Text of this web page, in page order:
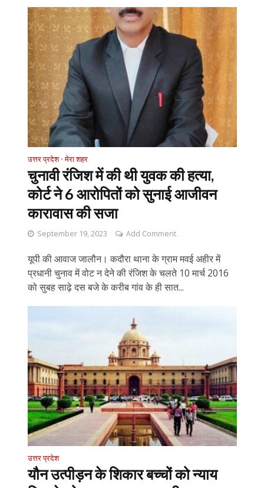
उत्तर प्रदेश • मेरा शहर
चुनावी रंजिश में की थी युवक की हत्या,
कोर्ट ने 6 आरोपितों को सुनाई आजीवन
कारावास की सजा
September 19, 2023 Add Comment
यूपी की आवाज जालौन। कदौरा थाना के ग्राम मवई अहीर में
प्रधानी चुनाव में वोट न देने की रंजिश के चलते 10 मार्च 2016
को सुबह साढ़े दस बजे के करीब गांव के ही सात...
उत्तर प्रदेश
यौन उत्पीड़न के शिकार बच्चों को न्याय